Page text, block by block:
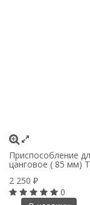
Приспособление
цанговое ( 85 мм)
2 250 ₽
0